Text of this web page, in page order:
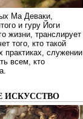
Ма Деваки,
и гуру Йоги
жизни, транслирует
того, кто такой
практиках, служении
всем, кто
ИСКУССТВО